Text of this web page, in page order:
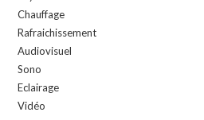
Chauffage
Rafraichissement
Audiovisuel
Sono
Eclairage
Vidéo